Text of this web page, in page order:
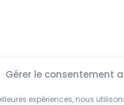
Gérer le consentement
expériences, nous